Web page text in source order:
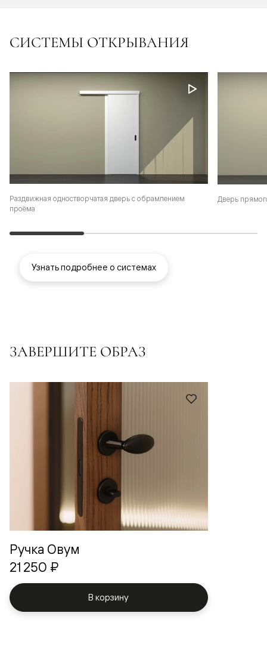
СИСТЕМЫ ОТКРЫВАНИЯ
Раздвижная одностворчатая дверь с обрамлением
проёма
Дверь
Узнать подробнее о системах
ЗАВЕРШИТЕ ОБРАЗ
Ручка Овум
21 250 ₽
В корзину